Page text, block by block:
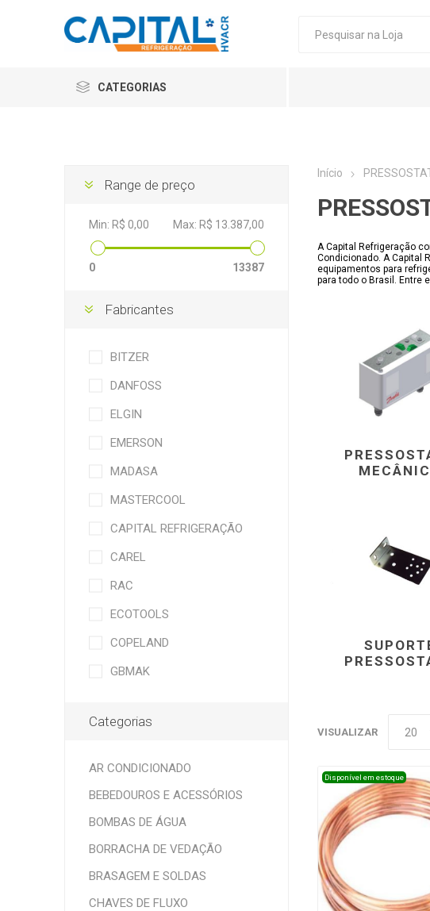
CATEGORIAS
Início
A Capital Refrigeração
Condicionado. A Capital
equipamentos para
para todo o Brasil. Entre
VISUALIZAR
Disponível em estoque
Range de preço
Min: R$ 0,00 Max: R$ 13.387,00
0 13387
Fabricantes
BITZER
DANFOSS
ELGIN
EMERSON
MADASA
MASTERCOOL
CAPITAL REFRIGERAÇÃO
CAREL
RAC
ECOTOOLS
COPELAND
GBMAK
Categorias
AR CONDICIONADO
BEBEDOUROS E ACESSÓRIOS
BOMBAS DE ÁGUA
BORRACHA DE VEDAÇÃO
BRASAGEM E SOLDAS
CHAVES DE FLUXO